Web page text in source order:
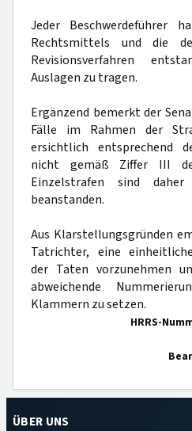
Jeder Beschwerdeführer
Rechtsmittels und die
Revisionsverfahren
Auslagen zu tragen.
Ergänzend bemerkt der
Fälle im Rahmen der
ersichtlich entsprechend
nicht gemäß Ziffer III
Einzelstrafen sind
beanstanden.
Aus Klarstellungsgründen
Tatrichter, eine
der Taten vorzunehmen
abweichende
Klammern zu setzen.
HRRS-
ÜBER UNS